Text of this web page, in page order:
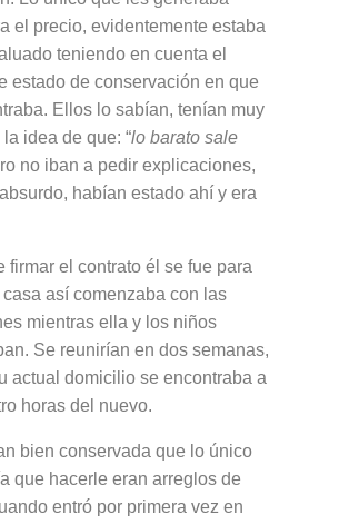
el precio, evidentemente estaba
teniendo en cuenta el
estado de conservación en que
Ellos lo sabían, tenían muy
idea de que: “lo barato sale
no iban a pedir explicaciones,
habían estado ahí y era
firmar el contrato él se fue para
casa así comenzaba con las
mientras ella y los niños
Se reunirían en dos semanas,
actual domicilio se encontraba a
horas del nuevo.
bien conservada que lo único
que hacerle eran arreglos de
entró por primera vez en